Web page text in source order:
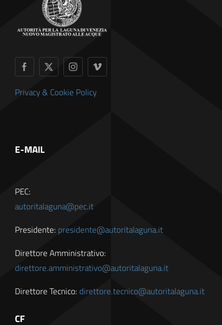
Privacy & Cookie Policy
E-MAIL
PEC:
autoritalaguna@pec.it
Presidente: presidente@autoritalaguna.it
Direttore Amministrativo:
direttore.amministrativo@autoritalaguna.it
Direttore Tecnico: direttore.tecnico@autoritalaguna.it
CF